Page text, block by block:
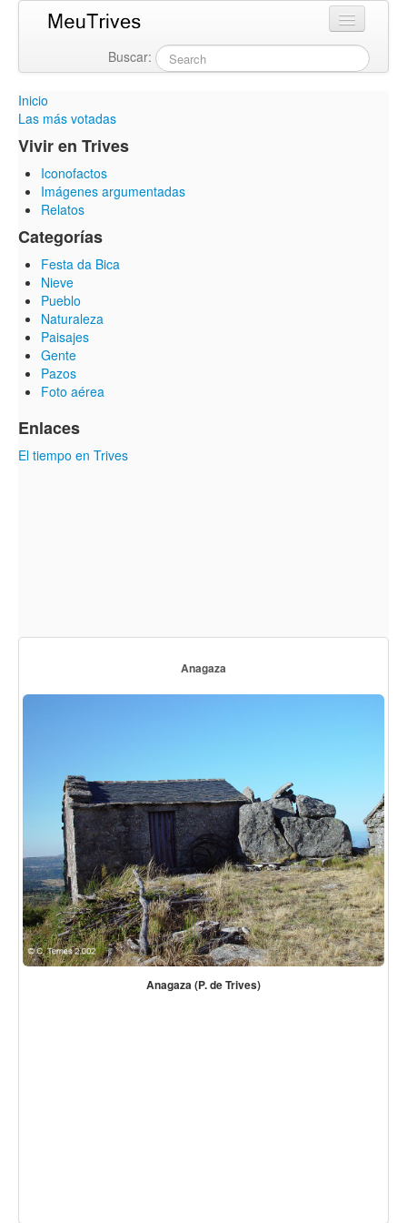
Buscar:
Inicio
Las más votadas
Vivir en Trives
Iconofactos
Imágenes argumentadas
Relatos
Categorías
Festa da Bica
Nieve
Pueblo
Naturaleza
Paisajes
Gente
Pazos
Foto aérea
Enlaces
El tiempo en Trives
Anagaza
Anagaza (P. de Trives)